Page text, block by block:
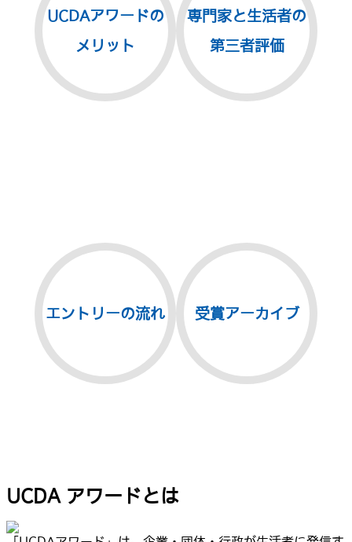
UCDAアワードの
メリット
専門家と生活者の
第三者評価
エントリーの流れ 受賞アーカイブ
UCDA アワードとは